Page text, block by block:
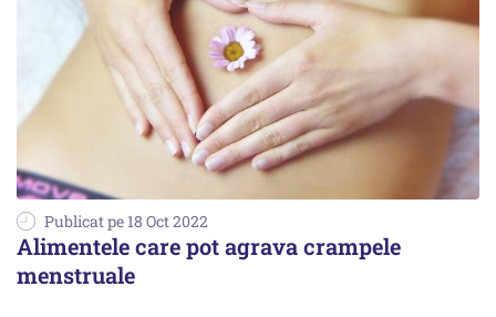
Publicat pe 18 Oct 2022
Alimentele care pot agrava crampele
menstruale